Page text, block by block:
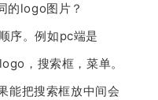
的logo图片？
序。例如pc端是
，搜索框，菜单。
能把搜索框放中间会